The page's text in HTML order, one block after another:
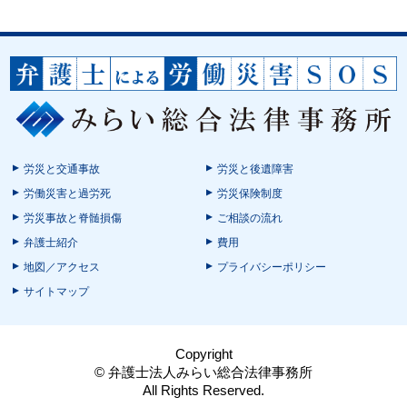
労災と交通事故
労災と後遺障害
労働災害と過労死
労災保険制度
労災事故と脊髄損傷
ご相談の流れ
弁護士紹介
費用
地図／アクセス
プライバシーポリシー
サイトマップ
Copyright
© 弁護士法人みらい総合法律事務所
All Rights Reserved.